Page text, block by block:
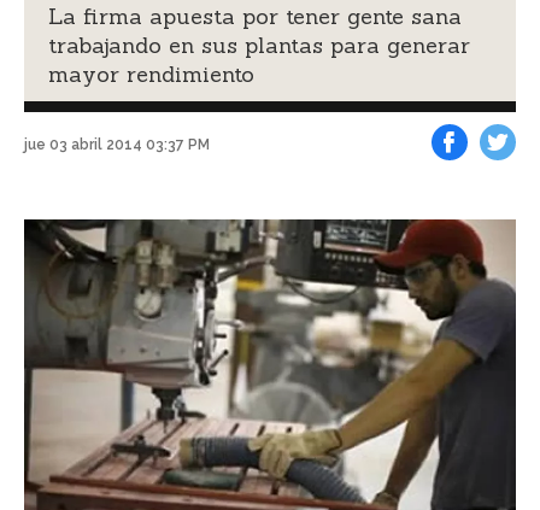
La firma apuesta por tener gente sana
trabajando en sus plantas para generar
mayor rendimiento
jue 03 abril 2014 03:37 PM